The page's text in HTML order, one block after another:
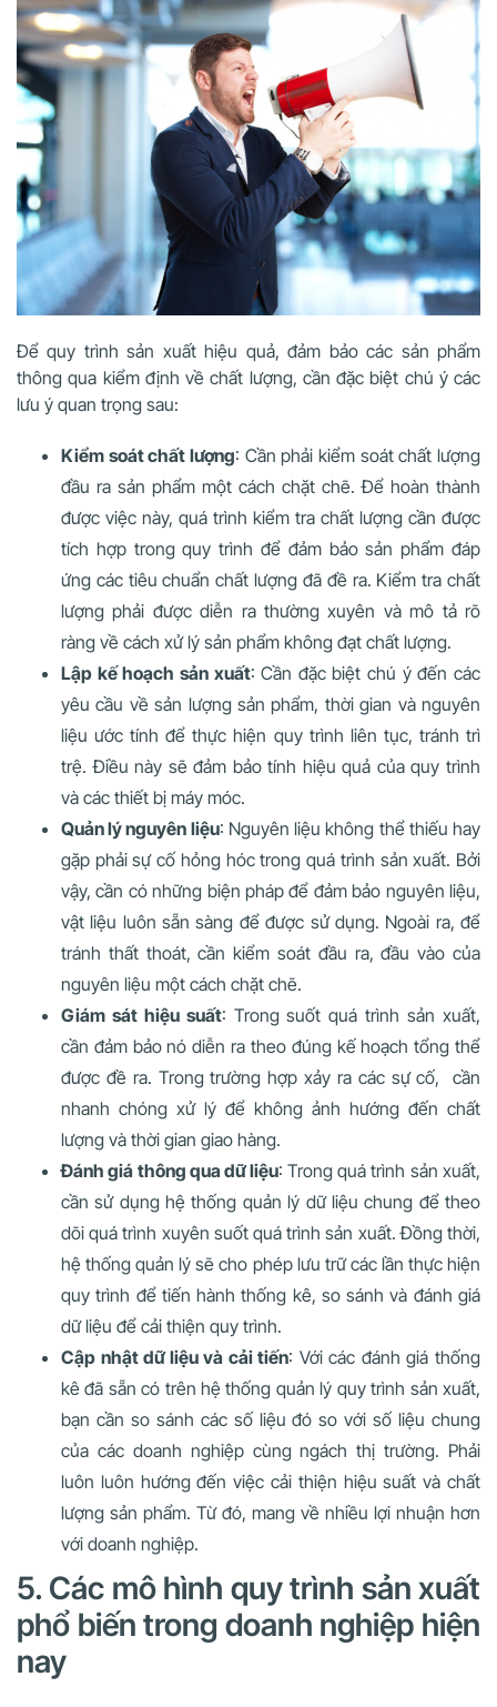
Để quy trình sản xuất hiệu quả, đảm bảo các sản phẩm
thông qua kiểm định về chất lượng, cần đặc biệt chú ý các
lưu ý quan trọng sau:
Kiểm soát chất lượng: Cần phải kiểm soát chất lượng
đầu ra sản phẩm một cách chặt chẽ. Để hoàn thành
được việc này, quá trình kiểm tra chất lượng cần được
tích hợp trong quy trình để đảm bảo sản phẩm đáp
ứng các tiêu chuẩn chất lượng đã đề ra. Kiểm tra chất
lượng phải được diễn ra thường xuyên và mô tả rõ
ràng về cách xử lý sản phẩm không đạt chất lượng.
Lập kế hoạch sản xuất: Cần đặc biệt chú ý đến các
yêu cầu về sản lượng sản phẩm, thời gian và nguyên
liệu ước tính để thực hiện quy trình liên tục, tránh trì
trệ. Điều này sẽ đảm bảo tính hiệu quả của quy trình
và các thiết bị máy móc.
Quản lý nguyên liệu: Nguyên liệu không thể thiếu hay
gặp phải sự cố hỏng hóc trong quá trình sản xuất. Bởi
vậy, cần có những biện pháp để đảm bảo nguyên liệu,
vật liệu luôn sẵn sàng để được sử dụng. Ngoài ra, để
tránh thất thoát, cần kiểm soát đầu ra, đầu vào của
nguyên liệu một cách chặt chẽ.
Giám sát hiệu suất: Trong suốt quá trình sản xuất,
cần đảm bảo nó diễn ra theo đúng kế hoạch tổng thể
được đề ra. Trong trường hợp xảy ra các sự cố, cần
nhanh chóng xử lý để không ảnh hướng đến chất
lượng và thời gian giao hàng.
Đánh giá thông qua dữ liệu: Trong quá trình sản xuất,
cần sử dụng hệ thống quản lý dữ liệu chung để theo
dõi quá trình xuyên suốt quá trình sản xuất. Đồng thời,
hệ thống quản lý sẽ cho phép lưu trữ các lần thực hiện
quy trình để tiến hành thống kê, so sánh và đánh giá
dữ liệu để cải thiện quy trình.
Cập nhật dữ liệu và cải tiến: Với các đánh giá thống
kê đã sẵn có trên hệ thống quản lý quy trình sản xuất,
bạn cần so sánh các số liệu đó so với số liệu chung
của các doanh nghiệp cùng ngách thị trường. Phải
luôn luôn hướng đến việc cải thiện hiệu suất và chất
lượng sản phẩm. Từ đó, mang về nhiều lợi nhuận hơn
với doanh nghiệp.
5. Các mô hình quy trình sản xuất
phổ biến trong doanh nghiệp hiện
nay